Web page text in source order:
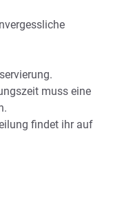
muss eine
findet ihr auf